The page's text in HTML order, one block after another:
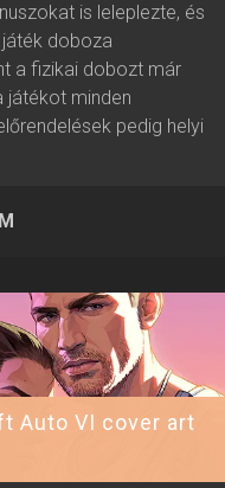
is leleplezte, és
doboza
a fizikai dobozt már
játékot minden
pedig helyi
Games
Auto VI cover art